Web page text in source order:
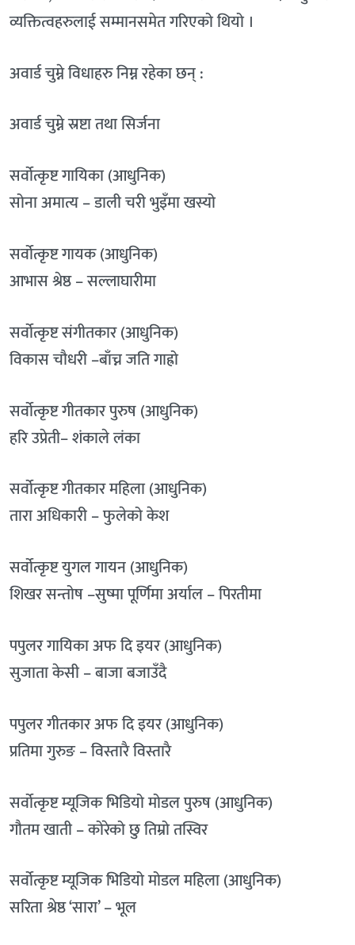
व्यक्तित्वहरुलाई सम्मानसमेत गरिएको थियो ।
अवार्ड चुम्ने विधाहरु निम्न रहेका छन् :
अवार्ड चुम्ने स्रष्टा तथा सिर्जना
सर्वोत्कृष्ट गायिका (आधुनिक)
सोना अमात्य – डाली चरी भुइँमा खस्यो
सर्वोत्कृष्ट गायक (आधुनिक)
आभास श्रेष्ठ – सल्लाघारीमा
सर्वोत्कृष्ट संगीतकार (आधुनिक)
विकास चौधरी –बाँच्न जति गाह्रो
सर्वोत्कृष्ट गीतकार पुरुष (आधुनिक)
हरि उप्रेती– शंकाले लंका
सर्वोत्कृष्ट गीतकार महिला (आधुनिक)
तारा अधिकारी – फुलेको केश
सर्वोत्कृष्ट युगल गायन (आधुनिक)
शिखर सन्तोष –सुष्मा पूर्णिमा अर्याल – पिरतीमा
पपुलर गायिका अफ दि इयर (आधुनिक)
सुजाता केसी – बाजा बजाउँदै
पपुलर गीतकार अफ दि इयर (आधुनिक)
प्रतिमा गुरुङ – विस्तारै विस्तारै
सर्वोत्कृष्ट म्यूजिक भिडियो मोडल पुरुष (आधुनिक)
गौतम खाती – कोरेको छु तिम्रो तस्विर
सर्वोत्कृष्ट म्यूजिक भिडियो मोडल महिला (आधुनिक)
सरिता श्रेष्ठ ‘सारा’ – भूल